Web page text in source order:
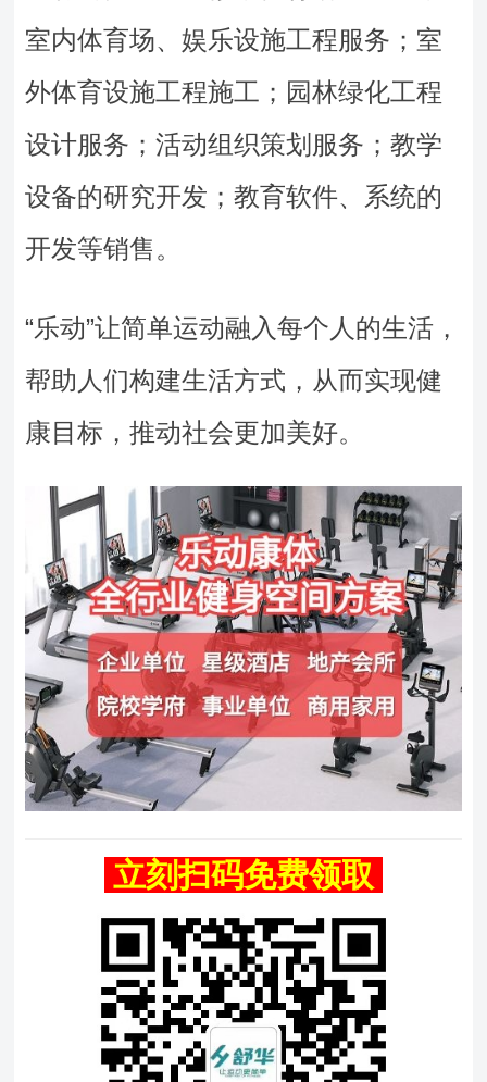
室内体育场、娱乐设施工程服务；室
外体育设施工程施工；园林绿化工程
设计服务；活动组织策划服务；教学
设备的研究开发；教育软件、系统的
开发等销售。
“乐动”让简单运动融入每个人的生活，
帮助人们构建生活方式，从而实现健
康目标，推动社会更加美好。
立刻扫码免费领取